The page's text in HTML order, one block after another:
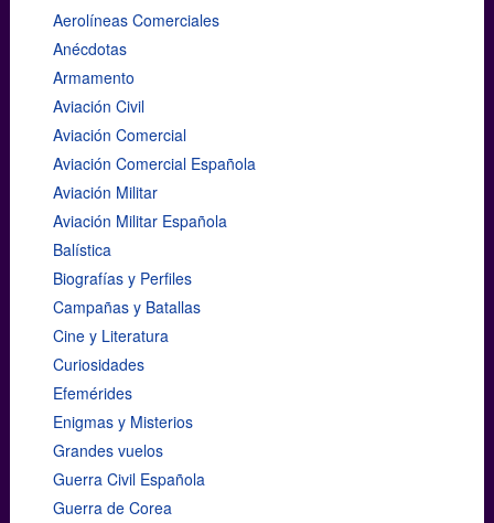
Aerolíneas Comerciales
Anécdotas
Armamento
Aviación Civil
Aviación Comercial
Aviación Comercial Española
Aviación Militar
Aviación Militar Española
Balística
Biografías y Perfiles
Campañas y Batallas
Cine y Literatura
Curiosidades
Efemérides
Enigmas y Misterios
Grandes vuelos
Guerra Civil Española
Guerra de Corea